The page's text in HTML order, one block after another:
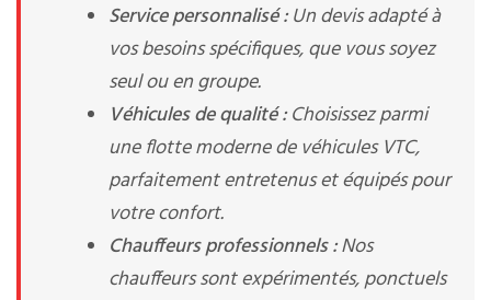
Service personnalisé :Un devis adapté à
vos besoins spécifiques, que vous soyez
seul ou en groupe.
Véhicules de qualité :Choisissez parmi
une flotte moderne de véhicules VTC,
parfaitement entretenus et équipés pour
votre confort.
Chauffeurs professionnels :Nos
chauffeurs sont expérimentés, ponctuels